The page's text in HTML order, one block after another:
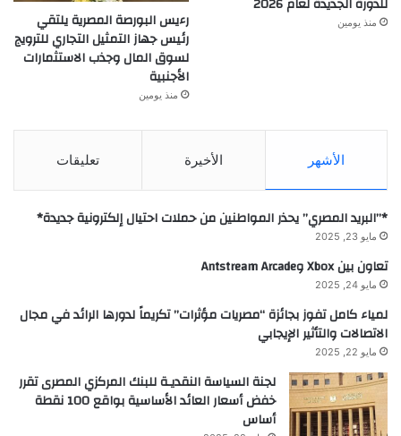
منذ يومين
رءيس البورصة المصرية يلتقي
رئيس جهاز التمثيل التجاري للترويج
لسوق المال وجذب الاستثمارات
الأجنبية
منذ يومين
الأشهر الأخيرة تعليقات
*”البريد المصري” يحذر المواطنين من حملات احتيال إلكترونية جديدة*
مايو 23, 2025
تعاون بين Xbox وAntstream Arcade
مايو 24, 2025
لمياء كامل تفوز بجائزة “مصريات مؤثرات” تكريماً لدورها الرائد في مجال
الاتصالات والتأثير الإيجابي
مايو 22, 2025
لجنة السياسة النقديـة للبنك المركزي المصرى تقرر
خفض أسعار العائد الأساسية بواقع 100 نقطة
أساس